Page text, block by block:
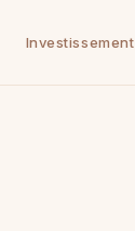
Investissement